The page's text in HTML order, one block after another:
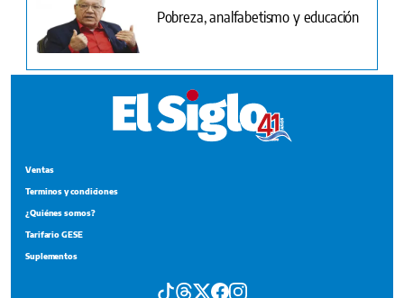
Pobreza, analfabetismo y educación
Ventas
Terminos y condiciones
¿Quiénes somos?
Tarifario GESE
Suplementos